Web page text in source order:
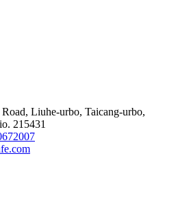
Liuhe-urbo, Taicang-urbo,
215431